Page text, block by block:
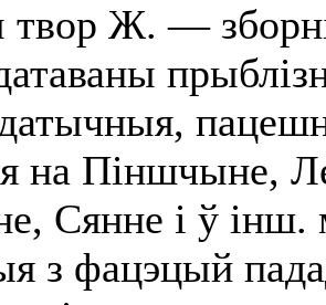
Ж. —
на Піншчыне,
Сянне i ў інш.
з фацэцый